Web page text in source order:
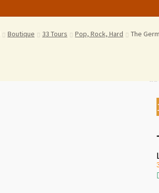
générales de ventePolitique de
générales de ventePolitique de
Boutique 33 Tours Pop, Rock, Hard The